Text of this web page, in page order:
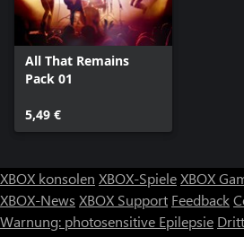
All That Remains
Pack 01
5,49 €
XBOX konsolen XBOX-SpieleXBOX
XBOX-News XBOX Support Feedback
Warnung: photosensitive Epilepsie